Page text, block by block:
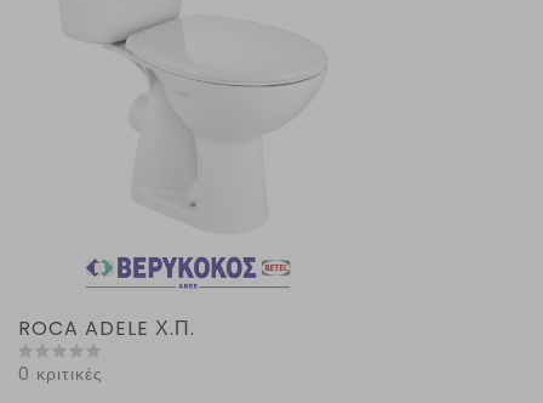
ROCA ADELE Χ.Π.
0 κριτικές